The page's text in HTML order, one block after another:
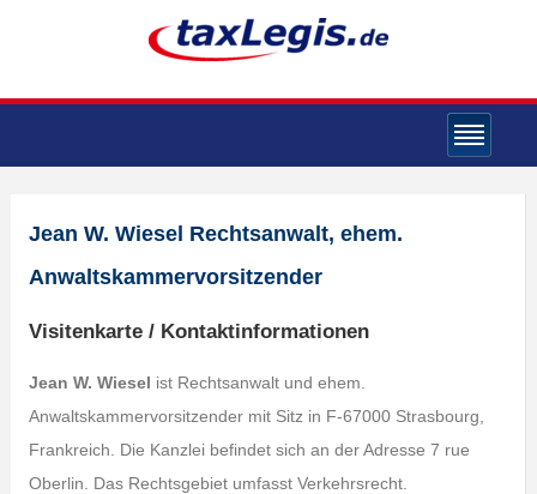
Jean W. Wiesel Rechtsanwalt, ehem.
Anwaltskammervorsitzender
Visitenkarte / Kontaktinformationen
Jean W. Wiesel ist Rechtsanwalt und ehem.
Anwaltskammervorsitzender mit Sitz in F-67000 Strasbourg,
Frankreich. Die Kanzlei befindet sich an der Adresse 7 rue
Oberlin. Das Rechtsgebiet umfasst Verkehrsrecht.